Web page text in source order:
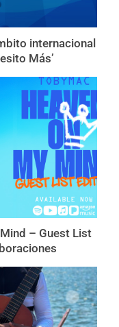
internacional
Más’
– Guest List